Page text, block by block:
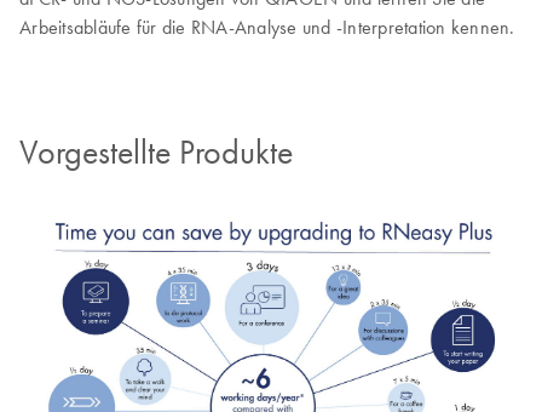
Arbeitsabläufe für die RNA-Analyse und -Interpretation kennen.
Vorgestellte Produkte